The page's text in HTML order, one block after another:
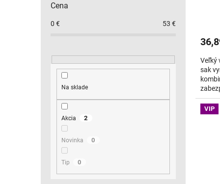
Cena
0 € 53 €
Na sklade
Akcia 2
Novinka 0
Tip 0
Veľký
sak
vody
VIP